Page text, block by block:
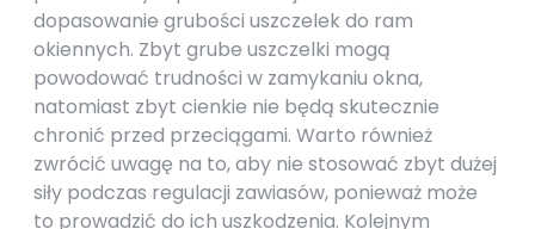
dopasowanie grubości uszczelek do ram
okiennych. Zbyt grube uszczelki mogą
powodować trudności w zamykaniu okna,
natomiast zbyt cienkie nie będą skutecznie
chronić przed przeciągami. Warto również
zwrócić uwagę na to, aby nie stosować zbyt dużej
siły podczas regulacji zawiasów, ponieważ może
to prowadzić do ich uszkodzenia. Kolejnym